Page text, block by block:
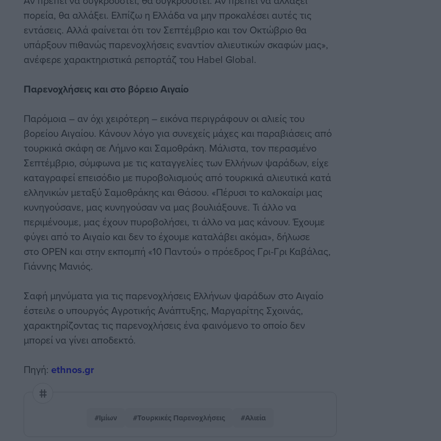
πορεία, θα αλλάξει. Ελπίζω η Ελλάδα να μην προκαλέσει αυτές τις
εντάσεις. Αλλά φαίνεται ότι τον Σεπτέμβριο και τον Οκτώβριο θα
υπάρξουν πιθανώς παρενοχλήσεις εναντίον αλιευτικών σκαφών μας»,
ανέφερε χαρακτηριστικά ρεπορτάζ του Habel Global.
Παρενοχλήσεις και στο βόρειο Αιγαίο
Παρόμοια – αν όχι χειρότερη – εικόνα περιγράφουν οι αλιείς του
βορείου Αιγαίου. Κάνουν λόγο για συνεχείς μάχες και παραβιάσεις από
τουρκικά σκάφη σε Λήμνο και Σαμοθράκη. Μάλιστα, τον περασμένο
Σεπτέμβριο, σύμφωνα με τις καταγγελίες των Ελλήνων ψαράδων, είχε
καταγραφεί επεισόδιο με πυροβολισμούς από τουρκικά αλιευτικά κατά
ελληνικών μεταξύ Σαμοθράκης και Θάσου. «Πέρυσι το καλοκαίρι μας
κυνηγούσανε, μας κυνηγούσαν να μας βουλιάξουνε. Τι άλλο να
περιμένουμε, μας έχουν πυροβολήσει, τι άλλο να μας κάνουν. Έχουμε
φύγει από το Αιγαίο και δεν το έχουμε καταλάβει ακόμα», δήλωσε
στο OPEN και στην εκπομπή «10 Παντού» ο πρόεδρος Γρι-Γρι Καβάλας,
Γιάννης Μανιός.
Σαφή μηνύματα για τις παρενοχλήσεις Ελλήνων ψαράδων στο Αιγαίο
έστειλε ο υπουργός Αγροτικής Ανάπτυξης, Μαργαρίτης Σχοινάς,
χαρακτηρίζοντας τις παρενοχλήσεις ένα φαινόμενο το οποίο δεν
μπορεί να γίνει αποδεκτό.
Πηγή: ethnos.gr
#Ιμίων #Τουρκικές Παρενοχλήσεις #Αλιεία